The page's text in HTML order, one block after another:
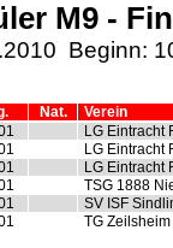
M9 -
Beginn:
Nat.
Verein
LG Eintracht
LG Eintracht
LG Eintracht
TSG 1888
SV ISF
TG Zeilsheim